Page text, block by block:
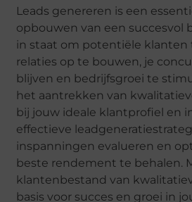
Leads genereren is een
opbouwen van een succesvol
in staat om potentiële klanten
relaties op te bouwen, je
blijven en bedrijfsgroei te
het aantrekken van
bij jouw ideale klantprofiel en
effectieve
inspanningen evalueren en
beste rendement te behalen.
klantenbestand van
basis voor succes en groei in